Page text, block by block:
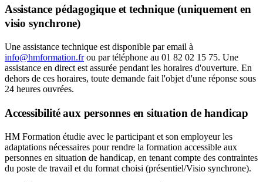
Assistance pédagogique et technique (uniquement en
visio synchrone)
Une assistance technique est disponible par email à
info@hmformation.frou par téléphone au 01 82 02 15 75. Une
assistance en direct est assurée pendant les horaires d'ouverture. En
dehors de ces horaires, toute demande fait l'objet d'une réponse sous
24 heures ouvrées.
Accessibilité aux personnes en situation de handicap
HM Formation étudie avec le participant et son employeur les
adaptations nécessaires pour rendre la formation accessible aux
personnes en situation de handicap, en tenant compte des contraintes
du poste de travail et du format choisi (présentiel/Visio synchrone).